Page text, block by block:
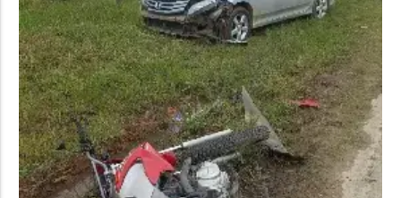
desde a gestação, pois os hábitos alimentares da...